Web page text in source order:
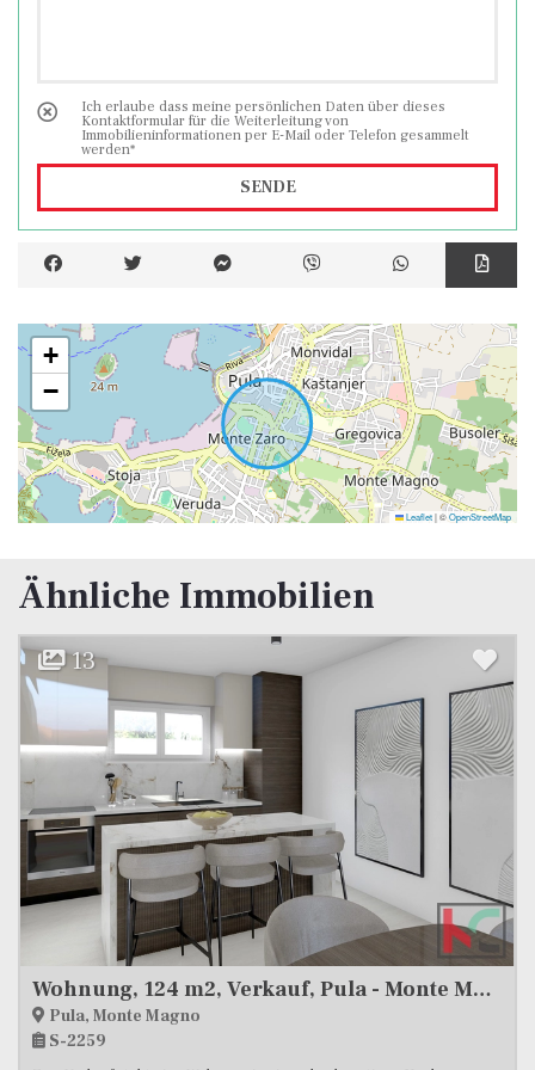
Ich erlaube dass meine persönlichen Daten über dieses
Kontaktformular für die Weiterleitung von
Immobilieninformationen per E-Mail oder Telefon gesammelt
werden*
SENDE
+
−
Leaflet|©OpenStreetMap
Ähnliche Immobilien
20
Medulin, Pješčana uvala